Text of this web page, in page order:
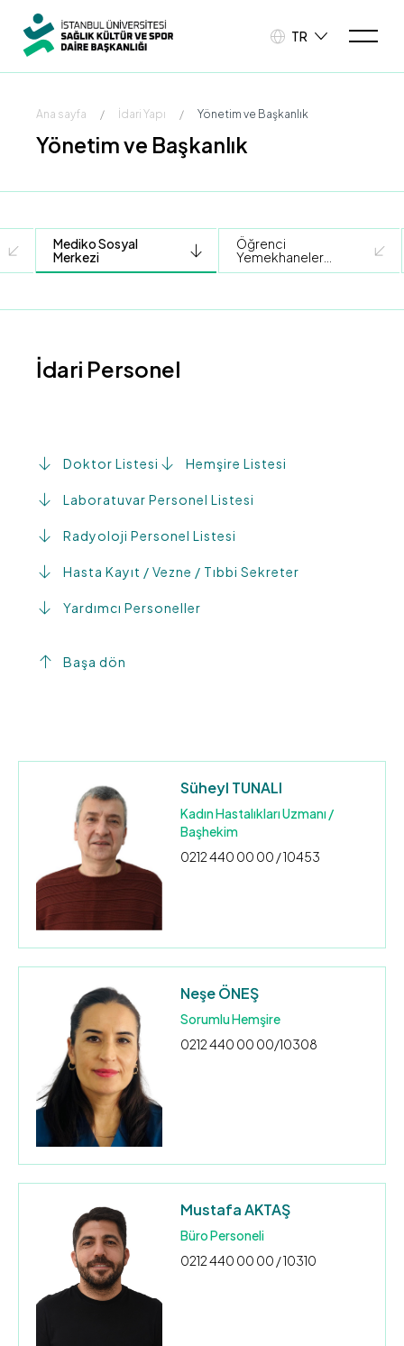
TR
Ana sayfa / İdari Yapı / Yönetim ve Başkanlık
Yönetim ve Başkanlık
Mediko Sosyal
Merkezi
Öğrenci
Yemekhaneleri
Şube
İdari Personel
Doktor Listesi Hemşire Listesi
Laboratuvar Personel Listesi
Radyoloji Personel Listesi
Hasta Kayıt / Vezne / Tıbbi Sekreter
Yardımcı Personeller
Başa dön
Süheyl TUNALI
Kadın Hastalıkları Uzmanı /
Başhekim
0212 440 00 00 / 10453
Neşe ÖNEŞ
Sorumlu Hemşire
0212 440 00 00/10308
Mustafa AKTAŞ
Büro Personeli
0212 440 00 00 / 10310